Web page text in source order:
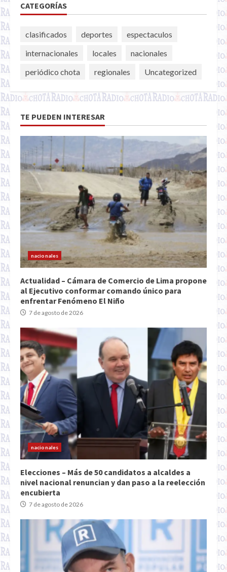
CATEGORÍAS
clasificados deportes
espectaculos
internacionales
locales
nacionales
periódico chota
regionales Uncategorized
TE PUEDEN INTERESAR
nacionales
Actualidad – Cámara de Comercio de Lima propone
al Ejecutivo conformar comando único para
enfrentar Fenómeno El Niño
7 de agosto de 2026
nacionales
Elecciones – Más de 50 candidatos a alcaldes a
nivel nacional renuncian y dan paso a la reelección
encubierta
7 de agosto de 2026